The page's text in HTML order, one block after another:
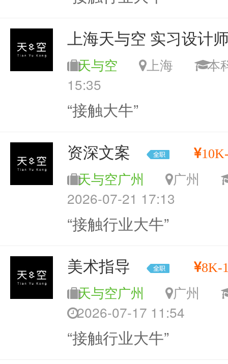
上海天与空 实习设计
天与空 上海
15:35
“接触大牛”
资深文案
天与空广州
广州
2026-07-21 17:13
“接触行业大牛”
美术指导 8K-
天与空广州
广州
2026-07-17 11:54
“接触行业大牛”